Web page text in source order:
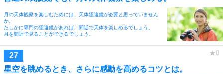
月の天体観察を楽しむためには、天体望遠鏡が必要と思っていません
か。
たしかに専門の望遠鏡があれば、間近で天体を楽しめるでしょう。
月を間近で見ることができるでしょう。
星空を眺めるとき、さらに感動を高めるコツとは。